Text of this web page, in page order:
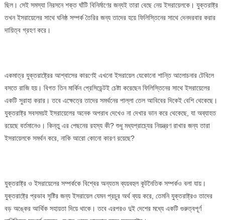
ছিল। সেই সমস্যা নিরসনে শক্ত ঘাঁটি বিনির্মাণের জন্যই তারা বেছে নেয় ইসরায়েলকে। যুক্তরাষ্ট্র
তখন ইসরায়েলের সাথে ঘনিষ্ঠ সম্পর্ক তৈরির জন্য তাদের হয়ে ফিলিস্তিনের সাথে দেনদরবার করার
দায়িত্ব গ্রহণ করে।
একমাত্র যুক্তরাষ্ট্রের আশ্বাসের কারণেই এখনো ইসরায়েল যেকোনো শান্তি আলোচনার টেবিলে
বসতে রাজি হয়। বিগত তিন মার্কিন প্রেসিডেন্টই চেষ্টা করেছেন ফিলিস্তিনের সাথে ইসরায়েলের
একটি সুরাহা করার। তবে এক্ষেত্রে তাদের সমর্থনের পাল্লা তেল আবিবের দিকেই বেশি থেকেছে।
যুক্তরাষ্ট্র সবসময়ই ইসরায়েলের অনেক অপরাধ দেখেও না দেখার ভান করে থেকেছে, যা অব্যাহত
রয়েছে বর্তমানেও। কিন্তু এর পেছনের রহস্য কী? শুধু মধ্যপ্রাচ্যের নিয়ন্ত্রণ রাখার জন্য তারা
ইসরায়েলকে সমর্থন করে, নাকি আরো কোনো কারণ রয়েছে?
যুক্তরাষ্ট্র ও ইসরায়েলের সম্পর্ককে বিশ্বের অন্যতম ব্যয়বহুল কূটনৈতিক সম্পর্কও বলা যায়।
যুক্তরাষ্ট্রে প্রভাব সৃষ্টির জন্য ইসরায়েল যেমন প্রচুর অর্থ ব্যয় করে, তেমনি যুক্তরাষ্ট্রও তাদের
বড় অঙ্কের আর্থিক সহায়তা দিয়ে থাকে। তবে এরপরও দুই দেশের মধ্যে একটি গুরুত্বপূর্ণ